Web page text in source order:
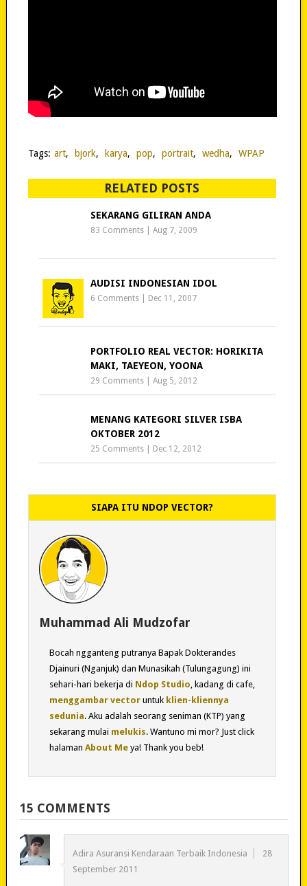
Tags: art, bjork, karya, pop, portrait, wedha, WPAP
RELATED POSTS
SEKARANG GILIRAN ANDA
83 Comments |Aug 7, 2009
AUDISI INDONESIAN IDOL
6 Comments Dec 11, 2007
PORTFOLIO REAL VECTOR: HORIKITA
MAKI, TAEYEON, YOONA
29 Comments |Aug 5, 2012
MENANG KATEGORI SILVER ISBA
OKTOBER 2012
25 Comments Dec 12, 2012
SIAPA ITU NDOP VECTOR?
Muhammad Ali Mudzofar
Bocah ngganteng putranya Bapak Dokterandes
Djainuri (Nganjuk) dan Munasikah (Tulungagung) ini
sehari-hari bekerja di Ndop Studio, kadang di cafe,
menggambar vectoruntuk klien-kliennya
sedunia. Aku adalah seorang seniman (KTP) yang
sekarang mulai melukis. Wantuno mi mor? Just click
halaman About Meya! Thank you beb!
15 COMMENTS
Adira Asuransi Kendaraan Terbaik Indonesia
28
September 2011